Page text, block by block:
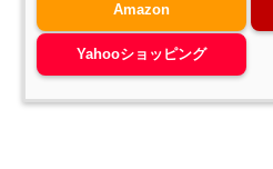
Amazon
Yahooショッピング